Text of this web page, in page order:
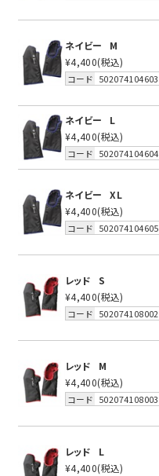
ネイビー
M
¥4,400(税込)
コード 502074104603
ネイビー
L
¥4,400(税込)
コード 502074104604
ネイビー
XL
¥4,400(税込)
コード 502074104605
レッド
S
¥4,400(税込)
コード 502074108002
レッド
M
¥4,400(税込)
コード 502074108003
レッド
L
¥4,400(税込)